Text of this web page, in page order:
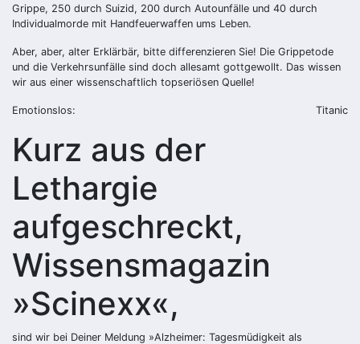
Grippe, 250 durch Suizid, 200 durch Autounfälle und 40 durch
Individualmorde mit Handfeuerwaffen ums Leben.
Aber, aber, alter Erklärbär, bitte differenzieren Sie! Die Grippetode
und die Verkehrsunfälle sind doch allesamt gottgewollt. Das wissen
wir aus einer wissenschaftlich topseriösen Quelle!
Emotionslos: Titanic
Kurz aus der
Lethargie
aufgeschreckt,
Wissensmagazin
»Scinexx«,
sind wir bei Deiner Meldung »Alzheimer: Tagesmüdigkeit als